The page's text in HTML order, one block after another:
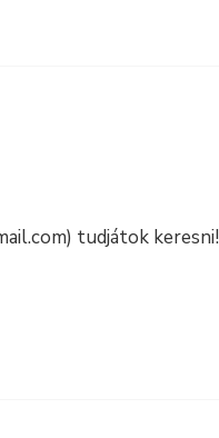
tudjátok keresni!